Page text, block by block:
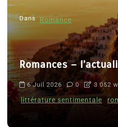
Dans Romance
Romances –
6 Juil 2026 0 3 052
littérature sentimentale